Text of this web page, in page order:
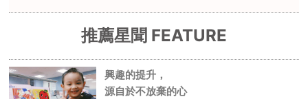
推薦星聞 FEATURE
興趣的提升，
源自於不放棄的心